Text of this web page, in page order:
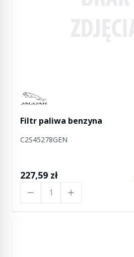
Manufactured by Jaguar
Filtr paliwa benzyna
C2S45278GEN
227,59 zł